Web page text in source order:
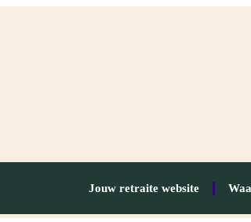
Jouw retraite website